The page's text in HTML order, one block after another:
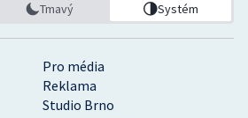
Pro média
Reklama
Studio Brno
Tmavý Systém